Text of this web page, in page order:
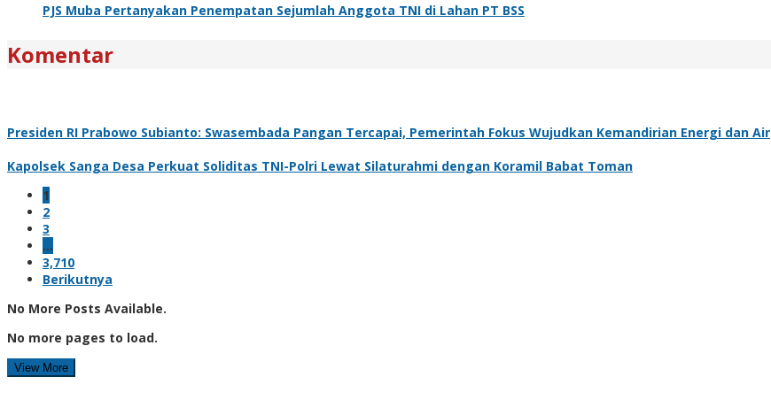
PJS Muba Pertanyakan Penempatan Sejumlah Anggota TNI di Lahan PT BSS
Komentar
Presiden RI Prabowo Subianto: Swasembada Pangan Tercapai, Pemerintah Fokus Wujudkan Kemandirian Energi dan Air
Kapolsek Sanga Desa Perkuat Soliditas TNI-Polri Lewat Silaturahmi dengan Koramil Babat Toman
1
2
3
…
3,710
Berikutnya
No More Posts Available.
No more pages to load.
View More